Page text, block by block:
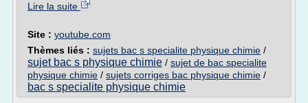
Lire la suite
Site : youtube.com
Thèmes liés : sujets bac s specialite physique chimie /
sujet bac s physique chimie / sujet de bac specialite
physique chimie / sujets corriges bac physique chimie /
bac s specialite physique chimie